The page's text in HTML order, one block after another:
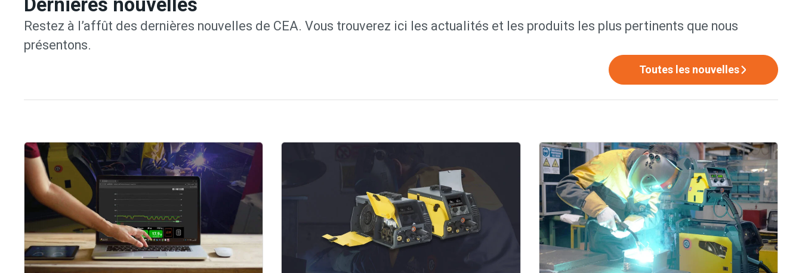
Dernières nouvelles
Restez à l’affût des dernières nouvelles de CEA. Vous trouverez ici les actualités et les produits les plus pertinents que nous
présentons.
Toutes les nouvelles